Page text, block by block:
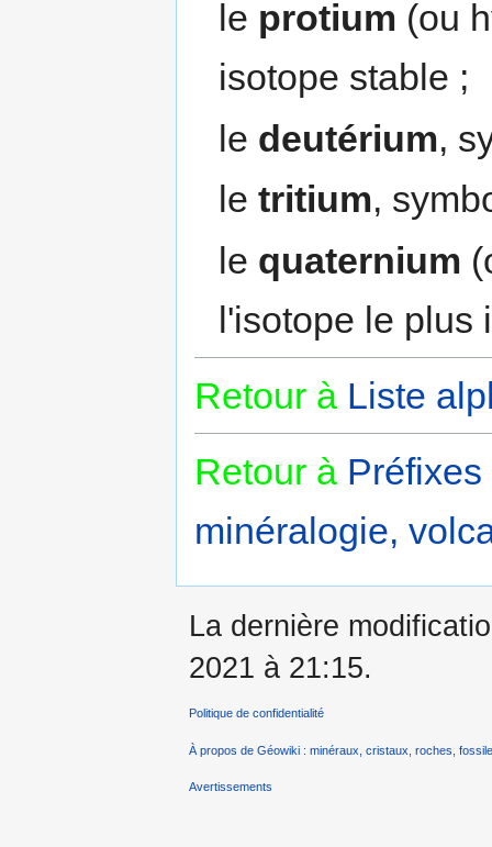
le protium (ou
isotope stable ;
le deutérium,
letritium,
le quaternium
l'isotope le plus
Retour à Liste
Retour à
minéralogie,
La dernière
2021 à 21:15.
Politique de confidentialité
À propos de Géowiki : minéraux, cristaux, roches,
Avertissements